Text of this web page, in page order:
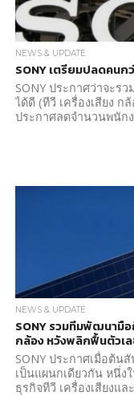
NEWS & UPDATE
SONY เตรียมปลดคน
SONY ประกาศว่าจะร
ได้ดี (ทีวี เครื่องเสียง ก
ประกาศลดจำนวนพนัก
NEWS & UPDATE
SONY รวมทีมพัฒนามื
กล้อง หวังพลิกฟื้นตัวเ
SONY ประกาศเมื่อต้น
เป็นแผนกเดียวกัน หนึ่
ธุรกิจทีวี เครื่องเสียงแล